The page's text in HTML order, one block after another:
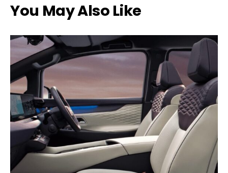
You May Also Like